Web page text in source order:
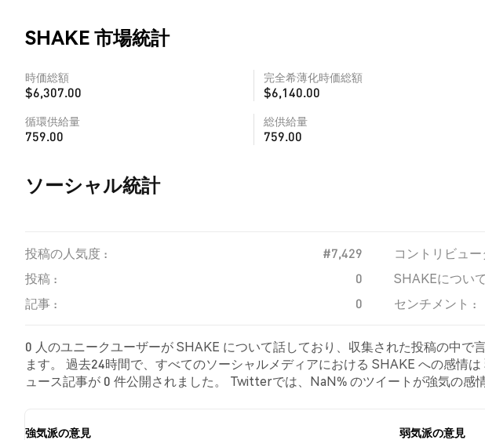
SHAKE 市場統計
時価総額
$6,307.00
完全希薄化時価総額
$6,140.00
循環供給量
759.00
総供給量
759.00
ソーシャル統計
投稿の人気度 : #7,429 コントリビュ
投稿 :
0 SHAKEについ
記事 :
0 センチメント :
0 人のユニークユーザーが SHAKE について話しており、収集された投稿の中で
ます。 過去24時間で、すべてのソーシャルメディアにおける SHAKE への感情
ュース記事が 0 件公開されました。 Twitterでは、NaN% のツイートが強気の感
強気派の意見
弱気派の意見